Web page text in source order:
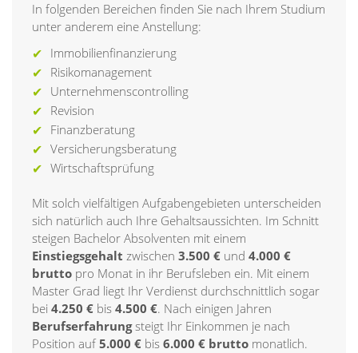
In folgenden Bereichen finden Sie nach Ihrem Studium
unter anderem eine Anstellung:
Immobilienfinanzierung
Risikomanagement
Unternehmenscontrolling
Revision
Finanzberatung
Versicherungsberatung
Wirtschaftsprüfung
Mit solch vielfältigen Aufgabengebieten unterscheiden
sich natürlich auch Ihre Gehaltsaussichten. Im Schnitt
steigen Bachelor Absolventen mit einem
Einstiegsgehalt zwischen 3.500 € und 4.000 €
brutto pro Monat in ihr Berufsleben ein. Mit einem
Master Grad liegt Ihr Verdienst durchschnittlich sogar
bei 4.250 € bis 4.500 €. Nach einigen Jahren
Berufserfahrungsteigt Ihr Einkommen je nach
Position auf 5.000 € bis 6.000 € brutto monatlich.